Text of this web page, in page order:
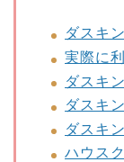
ダスキ
実際に
ダスキ
ダスキ
ダスキ
ハウス